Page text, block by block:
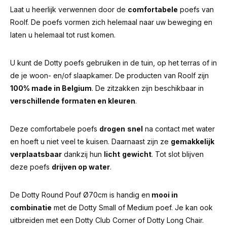
Laat u heerlijk verwennen door de comfortabele poefs van
Roolf. De poefs vormen zich helemaal naar uw beweging en
laten u helemaal tot rust komen.
U kunt de Dotty poefs gebruiken in de tuin, op het terras of in
de je woon- en/of slaapkamer. De producten van Roolf zijn
100% made in Belgium. De zitzakken zijn beschikbaar in
verschillende formaten en kleuren.
Deze comfortabele poefs drogen snel na contact met water
en hoeft u niet veel te kuisen. Daarnaast zijn ze gemakkelijk
verplaatsbaar dankzij hun licht gewicht. Tot slot blijven
deze poefs drijven op water.
De Dotty Round Pouf Ø70cm is handig en mooi in
combinatie met de Dotty Small of Medium poef. Je kan ook
uitbreiden met een Dotty Club Corner of Dotty Long Chair.